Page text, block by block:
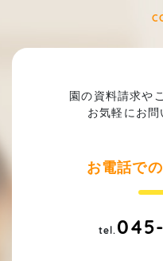
園の資料請求や
お気軽にお問
お電話で
tel.